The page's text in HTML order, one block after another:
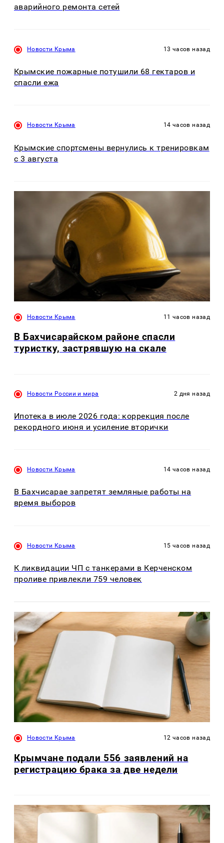
аварийного ремонта сетей
Новости Крыма 13 часов назад
Крымские пожарные потушили 68 гектаров и
спасли ежа
Новости Крыма 14 часов назад
Крымские спортсмены вернулись к тренировкам
с 3 августа
Новости Крыма 11 часов назад
В Бахчисарайском районе спасли
туристку, застрявшую на скале
Новости России и мира 2 дня назад
Ипотека в июле 2026 года: коррекция после
рекордного июня и усиление вторички
Новости Крыма 14 часов назад
В Бахчисарае запретят земляные работы на
время выборов
Новости Крыма 15 часов назад
К ликвидации ЧП с танкерами в Керченском
проливе привлекли 759 человек
Новости Крыма 12 часов назад
Крымчане подали 556 заявлений на
регистрацию брака за две недели